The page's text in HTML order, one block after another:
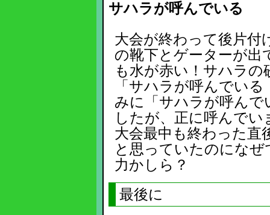
サハラが呼んでいる
大会が終わって後片付
の靴下とゲーターが出
も水が赤い！サハラの
「サハラが呼んでい
みに「サハラが呼ん
したが、正に呼んでい
大会最中も終わった直
と思っていたのにな
力かしら？
最後に